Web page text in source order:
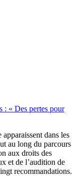
: « Des pertes pour
dans les
au long du parcours
aux droits des
et de l’audition de
recommandations.